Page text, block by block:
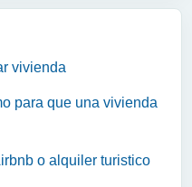
vivienda
para que una vivienda
o alquiler turistico